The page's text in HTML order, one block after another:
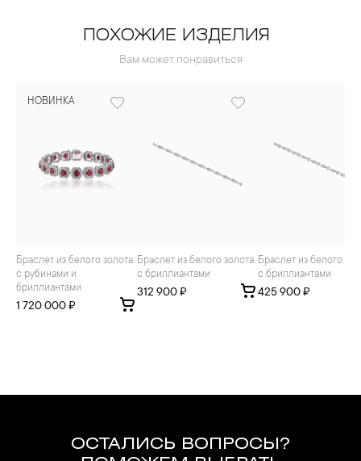
ПОХОЖИЕ ИЗДЕЛИЯ
Вам может понравиться
НОВИНКА
Браслет из белого золота
с рубинами и
бриллиантами
1 720 000 ₽
Браслет из белого золота
с бриллиантами
312 900 ₽
Браслет из белого золота
с бриллиантами
425 900 ₽
ОСТАЛИСЬ ВОПРОСЫ?